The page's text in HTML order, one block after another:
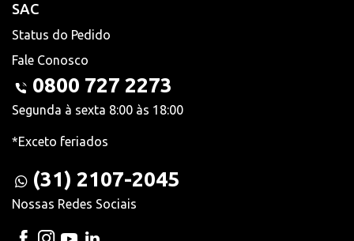
SAC
Status do Pedido
Fale Conosco
0800 727 2273
Segunda à sexta 8:00 às 18:00
*Exceto feriados
(31) 2107-2045
Nossas Redes Sociais